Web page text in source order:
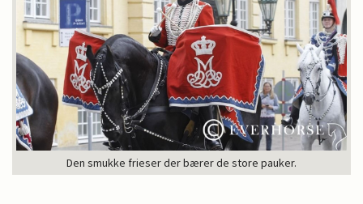
Den smukke frieser der bærer de store pauker.